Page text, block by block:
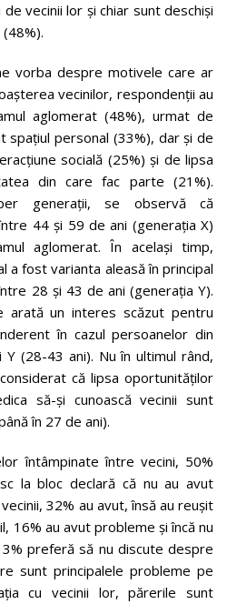
vecinii lor și chiar sunt deschiși
vorba despre motivele care ar
vecinilor, respondenții au
aglomerat (48%), urmat de
spațiul personal (33%), dar și de
socială (25%) și de lipsa
din care fac parte (21%).
per generații, se observă că
44 și 59 de ani (generația X)
aglomerat. În același timp,
a fost varianta aleasă în principal
28 și 43 de ani (generația Y).
arată un interes scăzut pentru
în cazul persoanelor din
(28-43 ani). Nu în ultimul rând,
că lipsa oportunităților
să-și cunoască vecinii sunt
în 27 de ani).
întâmpinate între vecini, 50%
la bloc declară că nu au avut
32% au avut, însă au reușit
16% au avut probleme și încă nu
preferă să nu discute despre
sunt principalele probleme pe
cu vecinii lor, părerile sunt